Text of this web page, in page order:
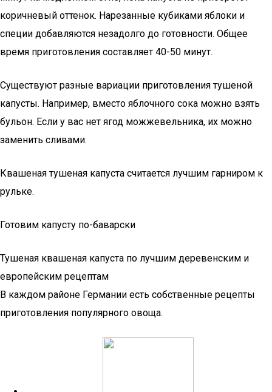
коричневый оттенок. Нарезанные кубиками яблоки и
специи добавляются незадолго до готовности. Общее
время приготовления составляет 40-50 минут.
Существуют разные вариации приготовления тушеной
капусты. Например, вместо яблочного сока можно взять
бульон. Если у вас нет ягод можжевельника, их можно
заменить сливами.
Квашеная тушеная капуста считается лучшим гарниром к
рульке.
Готовим капусту по-баварски
Тушеная квашеная капуста по лучшим деревенским и
европейским рецептам
В каждом районе Германии есть собственные рецепты
приготовления популярного овоща.